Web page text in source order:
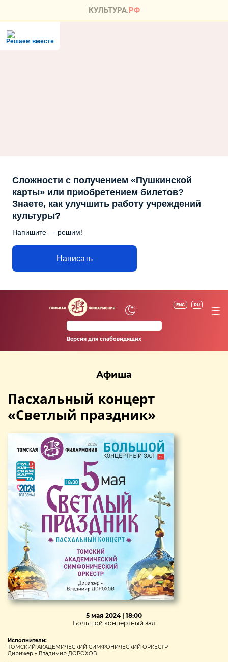
Решаем вместе
Сложности с получением «Пушкинской
карты» или приобретением билетов?
Знаете, как улучшить работу учреждений
культуры?
Напишите — решим!
Написать
ENG RU
Версия для слабовидящих
Афиша
Пасхальный концерт
«Светлый праздник»
5 мая 2024 | 18:00
Большой концертный зал
Исполнители:
ТОМСКИЙ АКАДЕМИЧЕСКИЙ СИМФОНИЧЕСКИЙ ОРКЕСТР
Дирижер – Владимир ДОРОХОВ